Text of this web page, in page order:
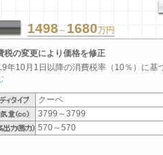
1498～ 1680万円
税の変更により価格を修正
年10月1日以降の消費税率（10％）に基
クーペ
3799～3799
570～570